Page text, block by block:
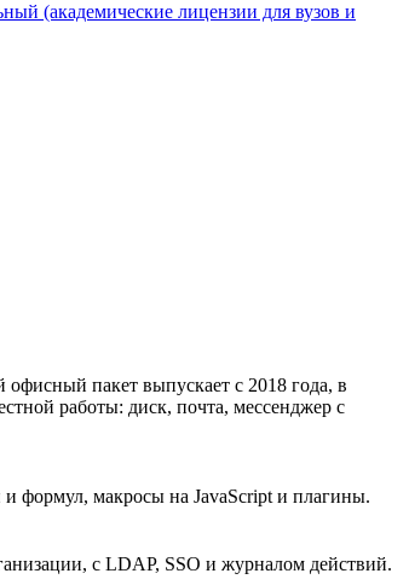
(академические лицензии для вузов и
пакет выпускает с 2018 года, в
работы: диск, почта, мессенджер с
формул, макросы на JavaScript и плагины.
с LDAP, SSO и журналом действий.